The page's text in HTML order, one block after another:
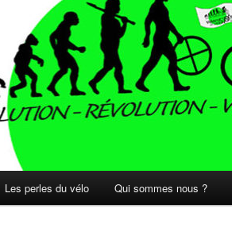
Les perles du vélo Qui sommes nous ?